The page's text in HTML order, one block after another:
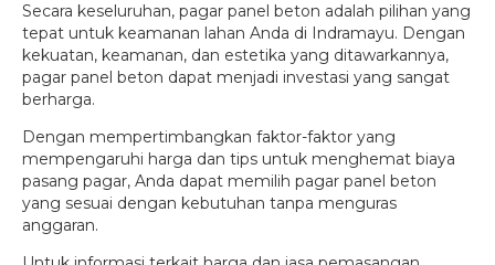
Secara keseluruhan, pagar panel beton adalah pilihan yang
tepat untuk keamanan lahan Anda di Indramayu. Dengan
kekuatan, keamanan, dan estetika yang ditawarkannya,
pagar panel beton dapat menjadi investasi yang sangat
berharga.
Dengan mempertimbangkan faktor-faktor yang
mempengaruhi harga dan tips untuk menghemat biaya
pasang pagar, Anda dapat memilih pagar panel beton
yang sesuai dengan kebutuhan tanpa menguras
anggaran.